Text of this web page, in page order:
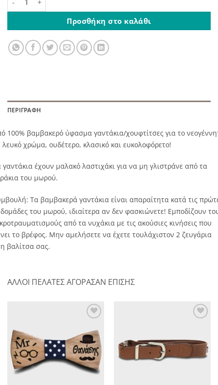
Προσθήκη στο καλάθι
ΠΕΡΙΓΡΑΦΉ
100% βαμβακερό ύφασμα γαντάκια/χουφτίτσες για το
λευκό χρώμα, ουδέτερο, κλασικό και ευκολοφόρετο!
γαντάκια έχουν μαλακό λαστιχάκι για να μη γλιστράνε από τα
του μωρού.
Τα βαμβακερά γαντάκια είναι απαραίτητα κατά τις
του μωρού, ιδιαίτερα αν δεν φασκιώνετε! Εμποδίζουν
από τα νυχάκια με τις ακούσιες κινήσεις που
το βρέφος. Μην αμελήσετε να έχετε τουλάχιστον 2 ζευγάρια
βαλίτσα σας.
ΑΛΛΟΙ ΠΕΛΑΤΕΣ ΑΓΟΡΑΣΑΝ ΕΠΙΣΗΣ
στην λίστα
επιθυμητών
επιθυμητών